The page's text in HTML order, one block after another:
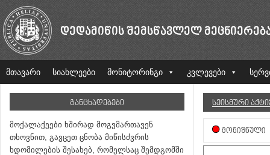
ᲓᲔᲓᲐᲛᲘᲬᲘᲡ ᲨᲔᲛᲡᲬᲐᲕᲚᲔᲚ
მთავარი სიახლეები მონიტორინგი კვლევები
ᲒᲐᲜᲪᲮᲐᲓᲔᲑᲔᲑᲘ
მოქალაქეები ხშირად მოგვმართავენ
თხოვნით, გავცეთ ცნობა მიწისძვრის
ხდომილების შესახებ, რომელსაც შემდგომში
ᲡᲔᲘᲡᲛᲣᲠᲘ
ᲛᲝᲜᲘᲨᲜᲣᲚᲘ